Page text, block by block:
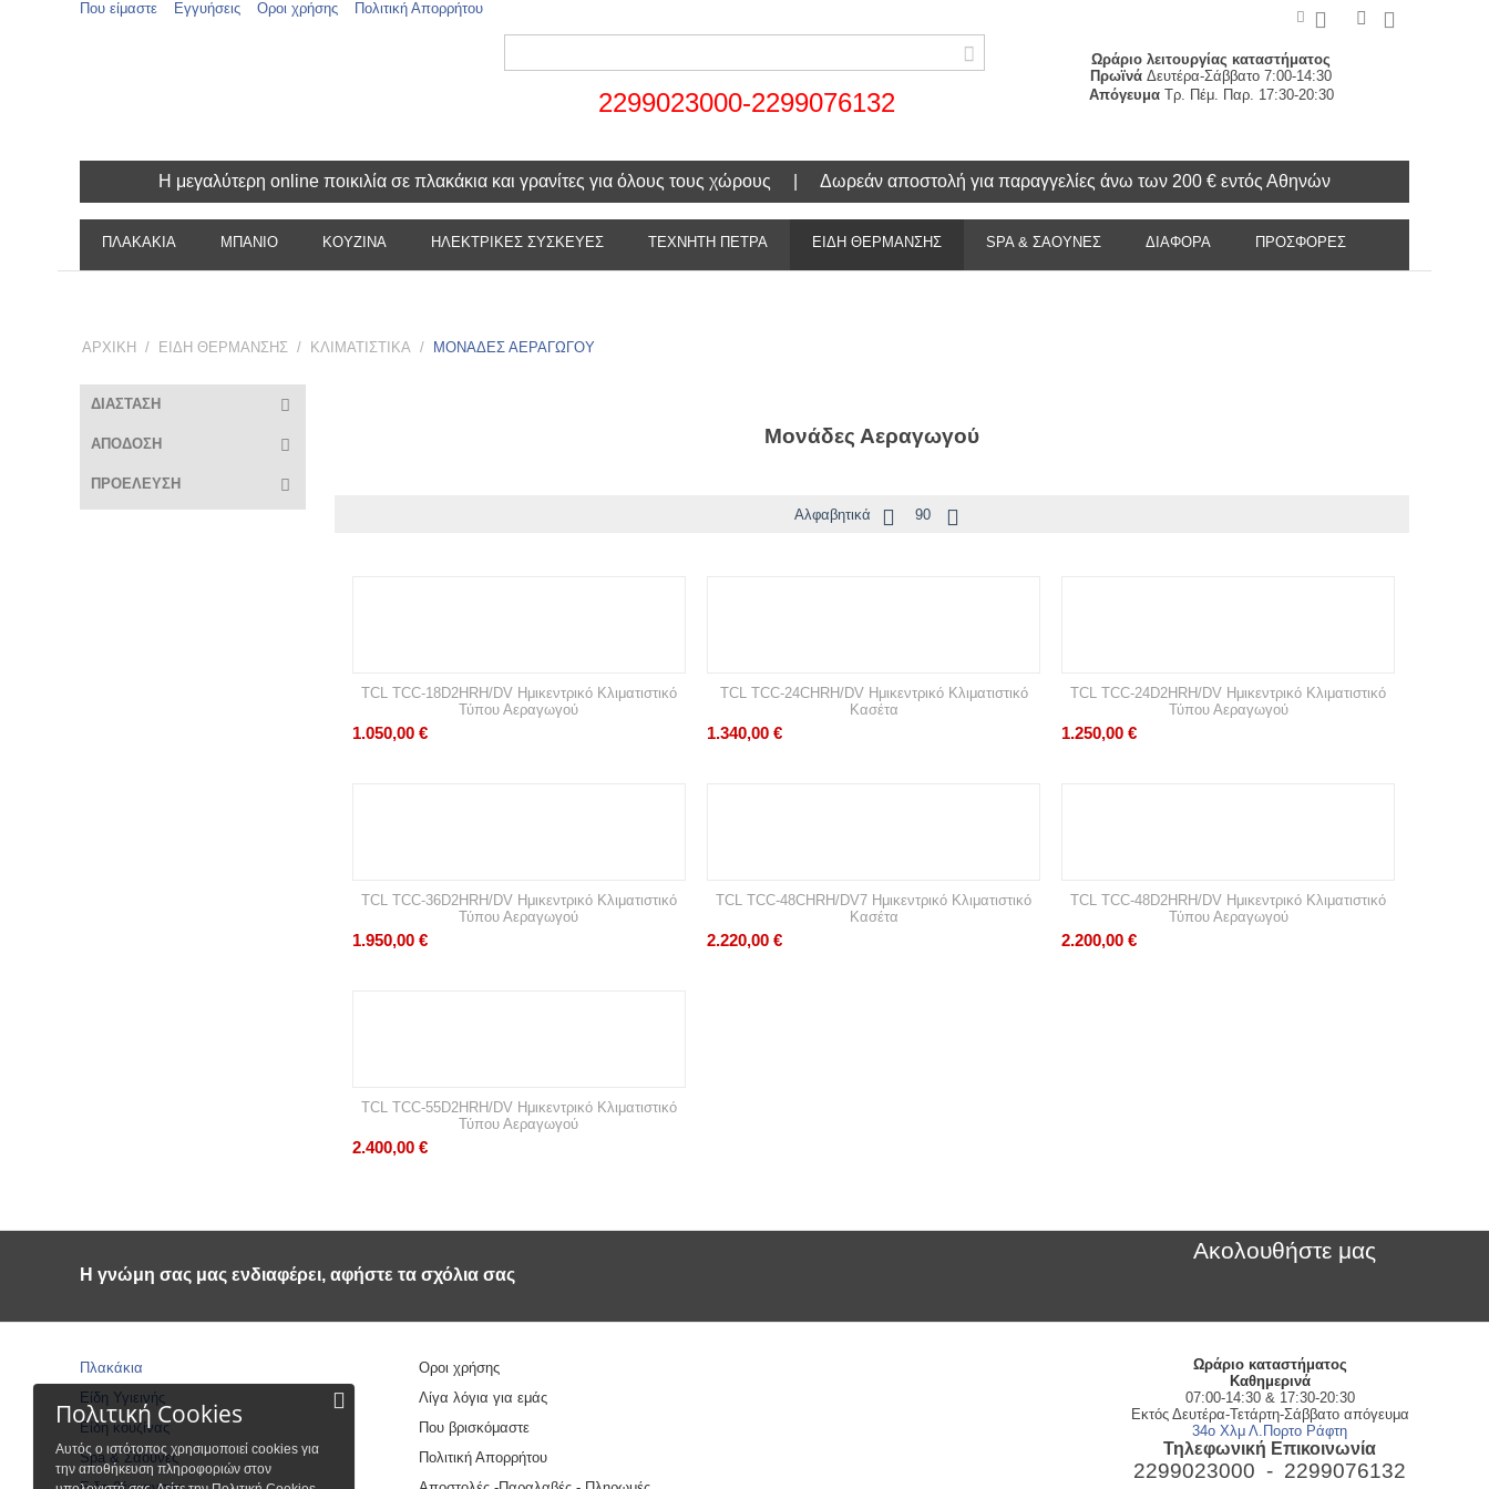
Που είμαστε Εγγυήσεις Οροι χρήσης Πολιτική Απορρήτου
2299023000-2299076132
Ωράριο λειτουργίας καταστήματος
ΠρωϊνάΔευτέρα-Σάββατο 7:00-14:30
Απόγευμα Τρ. Πέμ. Παρ. 17:30-20:30
Η μεγαλύτερη online ποικιλία σε πλακάκια και γρανίτες για όλους τους χώρους | Δωρεάν αποστολή για παραγγελίες άνω των 200 € εντός Αθηνών
ΠΛΑΚΑΚΙΑ ΜΠΑΝΙΟ ΚΟΥΖΙΝΑ ΗΛΕΚΤΡΙΚΕΣ ΣΥΣΚΕΥΕΣ ΤΕΧΝΗΤΗ ΠΕΤΡΑ ΕΙΔΗ ΘΕΡΜΑΝΣΗΣ SPA & ΣΑΟΥΝΕΣ ΔΙΑΦΟΡΑ ΠΡΟΣΦΟΡΈΣ
ΑΡΧΙΚΗ / ΕΙΔΗ ΘΕΡΜΑΝΣΗΣ / ΚΛΙΜΑΤΙΣΤΙΚΑ / ΜΟΝΑΔΕΣ ΑΕΡΑΓΩΓΟΥ
ΔΙΑΣΤΑΣΗ
ΑΠΟΔΟΣΗ
ΠΡΟΕΛΕΥΣΗ
Μονάδες Αεραγωγού
Αλφαβητικά 90
TCL TCC-18D2HRH/DV Ημικεντρικό Κλιματιστικό
Τύπου Αεραγωγού
1.050,00 €
TCL TCC-24CHRH/DV Ημικεντρικό Κλιματιστικό
Κασέτα
1.340,00 €
TCL TCC-24D2HRH/DV Ημικεντρικό Κλιματιστικό
Τύπου Αεραγωγού
1.250,00 €
TCL TCC-36D2HRH/DV Ημικεντρικό Κλιματιστικό
Τύπου Αεραγωγού
1.950,00 €
TCL TCC-48CHRH/DV7 Ημικεντρικό Κλιματιστικό
Κασέτα
2.220,00 €
TCL TCC-48D2HRH/DV Ημικεντρικό Κλιματιστικό
Τύπου Αεραγωγού
2.200,00 €
TCL TCC-55D2HRH/DV Ημικεντρικό Κλιματιστικό
Τύπου Αεραγωγού
2.400,00 €
Η γνώμη σας μας ενδιαφέρει, αφήστε τα σχόλια σας
Ακολουθήστε μας
Πλακάκια
Είδη Υγιεινής
Είδη κουζίνας
Spa & Σάουνες
Οροι χρήσης
Λίγα λόγια για εμάς
Που βρισκόμαστε
Πολιτική Απορρήτου
Ωράριο καταστήματος
Kαθημερινά
07:00-14:30 & 17:30-20:30
Εκτός Δευτέρα-Τετάρτη-Σάββατο απόγευμα
34ο Χλμ Λ.Πορτο Ράφτη
Τηλεφωνική Επικοινωνία
2299023000 - 2299076132
Πολιτική Cookies
Αυτός ο ιστότοπος χρησιμοποιεί cookies για
την αποθήκευση πληροφοριών στον